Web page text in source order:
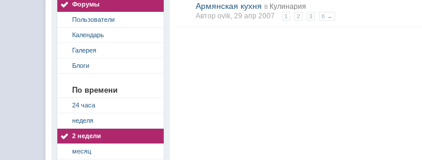
Форумы
Пользователи
Календарь
Галерея
Блоги
По времени
24 часа
неделя
2 недели
месяц
Армянская кухня в Кулинария
Автор ovik, 29 апр 2007
1 2 3 6 →